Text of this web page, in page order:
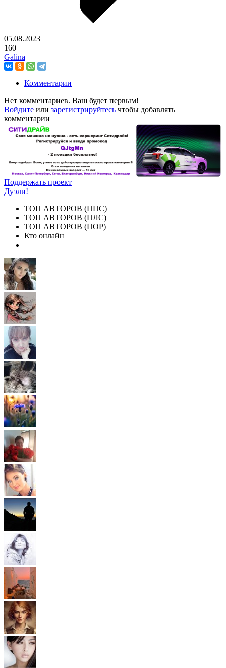
05.08.2023
160
Galina
Комментарии
Нет комментариев. Ваш будет первым!
Войдите или зарегистрируйтесь чтобы добавлять
комментарии
Поддержать проект
Дуэли!
ТОП АВТОРОВ (ППС)
ТОП АВТОРОВ (ПЛС)
ТОП АВТОРОВ (ПОР)
Кто онлайн